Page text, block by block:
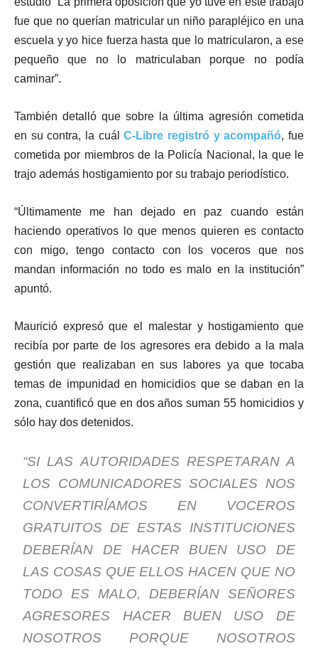
fue que no querían matricular un niño parapléjico en una
escuela y yo hice fuerza hasta que lo matricularon, a ese
pequeño que no lo matriculaban porque no podía
caminar”.
También detalló que sobre la última agresión cometida
en su contra, la cuálC-Libre registró y acompañó, fue
cometida por miembros de la Policía Nacional, la que le
trajo además hostigamiento por su trabajo periodístico.
“Últimamente me han dejado en paz cuando están
haciendo operativos lo que menos quieren es contacto
con migo, tengo contacto con los voceros que nos
mandan información no todo es malo en la institución”
apuntó.
Maurició expresó que el malestar y hostigamiento que
recibía por parte de los agresores era debido a la mala
gestión que realizaban en sus labores ya que tocaba
temas de impunidad en homicidios que se daban en la
zona, cuantificó que en dos años suman 55 homicidios y
sólo hay dos detenidos.
“SI LAS AUTORIDADES RESPETARAN A
LOS COMUNICADORES SOCIALES NOS
CONVERTIRÍAMOS EN VOCEROS
GRATUITOS DE ESTAS INSTITUCIONES
DEBERÍAN DE HACER BUEN USO DE
LAS COSAS QUE ELLOS HACEN QUE NO
TODO ES MALO, DEBERÍAN SEÑORES
AGRESORES HACER BUEN USO DE
NOSOTROS PORQUE NOSOTROS